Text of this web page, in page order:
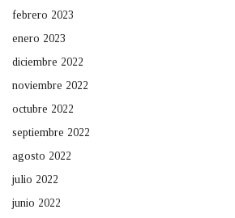
febrero 2023
enero 2023
diciembre 2022
noviembre 2022
octubre 2022
septiembre 2022
agosto 2022
julio 2022
junio 2022